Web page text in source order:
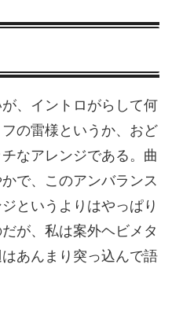
、イントロがらして何
の雷様というか、おど
なアレンジである。曲
で、このアンバランス
というよりはやっぱり
が、私は案外ヘビメタ
あんまり突っ込んで語